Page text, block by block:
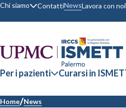
Chi siamo ContattiNewsLavora con noi
Per i pazienti Curarsi in
Home News